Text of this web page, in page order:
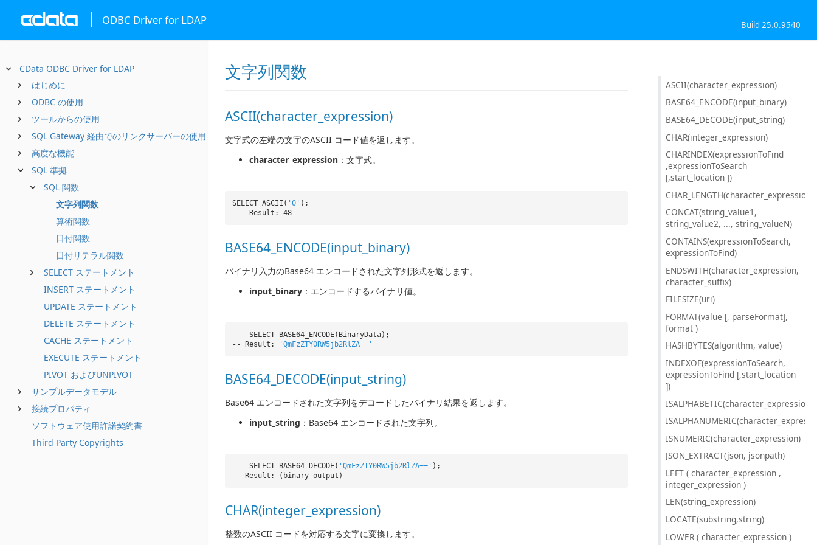
ODBC Driver for LDAP Build 25.0.9540
CData ODBC Driver for LDAP
はじめに
ODBC の使用
ツールからの使用
SQL Gateway 経由でのリンクサーバーの使用
高度な機能
SQL 準拠
SQL 関数
文字列関数
算術関数
日付関数
日付リテラル関数
SELECT ステートメント
INSERT ステートメント
UPDATE ステートメント
DELETE ステートメント
CACHE ステートメント
EXECUTE ステートメント
PIVOT およびUNPIVOT
サンプルデータモデル
接続プロパティ
ソフトウェア使用許諾契約書
Third Party Copyrights
文字列関数
ASCII(character_expression)
文字式の左端の文字のASCII コード値を返します。
character_expression ：文字式。
SELECT ASCII( '0' );
-- Result: 48
BASE64_ENCODE(input_binary)
バイナリ入力のBase64 エンコードされた文字列形式を返します。
input_binary ：エンコードするバイナリ値。
SELECT BASE64_ENCODE(BinaryData);
-- Result:
'QmFzZTY0RW5jb2RlZA=='
BASE64_DECODE(input_string)
Base64 エンコードされた文字列をデコードしたバイナリ結果を返します。
input_string ：Base64 エンコードされた文字列。
SELECT BASE64_DECODE( 'QmFzZTY0RW5jb2RlZA==' );
-- Result: (binary output)
CHAR(integer_expression)
整数のASCII コードを対応する文字に変換します。
ASCII(character_expression)
BASE64_ENCODE(input_binary)
BASE64_DECODE(input_string)
CHAR(integer_expression)
CHARINDEX(expressionToFind
,expressionToSearch
[,start_location ])
CHAR_LENGTH(character_expression),
CONCAT(string_value1,
string_value2, ..., string_valueN)
CONTAINS(expressionToSearch,
expressionToFind)
ENDSWITH(character_expression,
character_suffix)
FILESIZE(uri)
FORMAT(value [, parseFormat],
format )
HASHBYTES(algorithm, value)
INDEXOF(expressionToSearch,
expressionToFind [,start_location
])
ISALPHABETIC(character_expression)
ISNUMERIC(character_expression)
JSON_EXTRACT(json, jsonpath)
LEFT ( character_expression ,
integer_expression )
LEN(string_expression)
LOCATE(substring,string)
LOWER ( character_expression )